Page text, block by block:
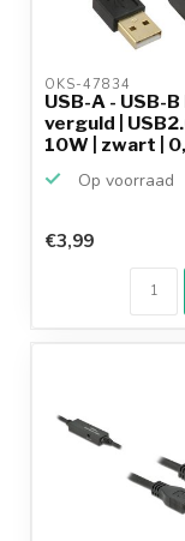
OKS-47834
USB-A - USB-B
verguld |
10W | zwart |
Op voorraad
€3,99